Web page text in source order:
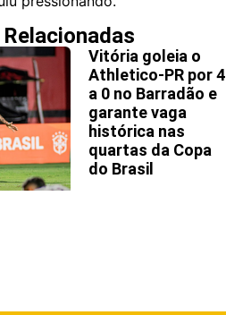
Vitória goleia o
Athletico-PR por 4
a 0 no Barradão e
garante vaga
histórica nas
quartas da Copa
do Brasil